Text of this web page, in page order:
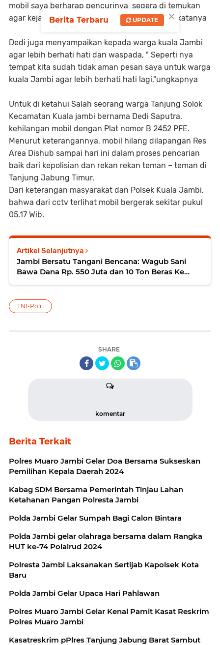
mobil saya berharap pencurinya segera di temukan
agar kejadian serupa tidak terulang kembali, ' katanya
Dedi juga menyampaikan kepada warga kuala Jambi
agar lebih berhati hati dan waspada, " Seperti nya
tempat kita sudah tidak aman pesan saya untuk warga
kuala Jambi agar lebih berhati hati lagi,"ungkapnya
Untuk di ketahui Salah seorang warga Tanjung Solok
Kecamatan Kuala jambi bernama Dedi Saputra,
kehilangan mobil dengan Plat nomor B 2452 PFE.
Menurut keterangannya, mobil hilang dilapangan Res
Area Dishub sampai hari ini dalam proses pencarian
baik dari kepolisian dan rekan rekan teman – teman di
Tanjung Jabung Timur.
Dari keterangan masyarakat dan Polsek Kuala Jambi,
bahwa dari cctv terlihat mobil bergerak sekitar pukul
05.17 Wib.
Artikel Selanjutnya
Jambi Bersatu Tangani Bencana: Wagub Sani
Bawa Dana Rp. 550 Juta dan 10 Ton Beras Ke
TNI-Polri
SHARE
komentar
Berita Terkait
Polres Muaro Jambi Gelar Doa Bersama Sukseskan
Pemilihan Kepala Daerah 2024
Kabag SDM Bersama Pemerintah Tinjau Lahan
Ketahanan Pangan Polresta Jambi
Polda Jambi Gelar Sumpah Bagi Calon Bintara
Polda Jambi gelar olahraga bersama dalam Rangka
HUT ke-74 Polairud 2024
Polresta Jambi Laksanakan Sertijab Kapolsek Kota
Baru
Polda Jambi Gelar Upaca Hari Pahlawan
Polres Muaro Jambi Gelar Kenal Pamit Kasat Reskrim
Polres Muaro Jambi
Kasatreskrim pPlres Tanjung Jabung Barat Sambut
×
Berita Terbaru UPDATE